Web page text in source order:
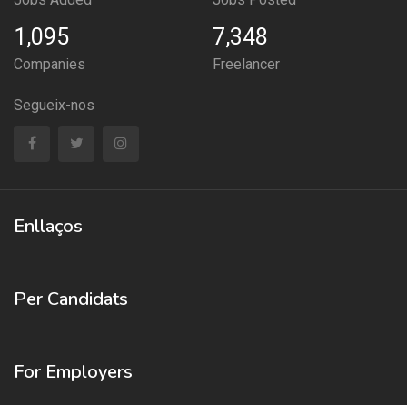
1,095
Companies
7,348
Freelancer
Segueix-nos
Enllaços
Per Candidats
For Employers